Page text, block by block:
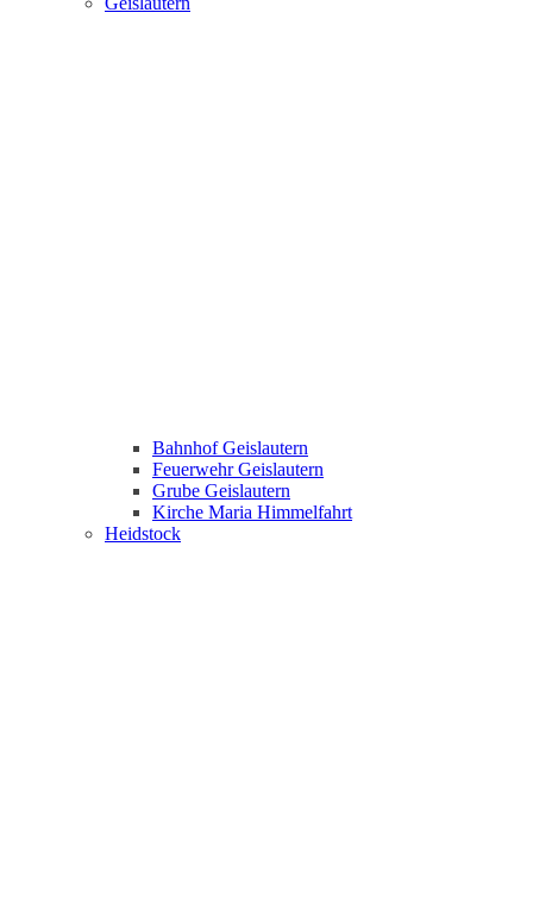
Bahnhof Geislautern
Feuerwehr Geislautern
Grube Geislautern
Kirche Maria Himmelfahrt
Heidstock